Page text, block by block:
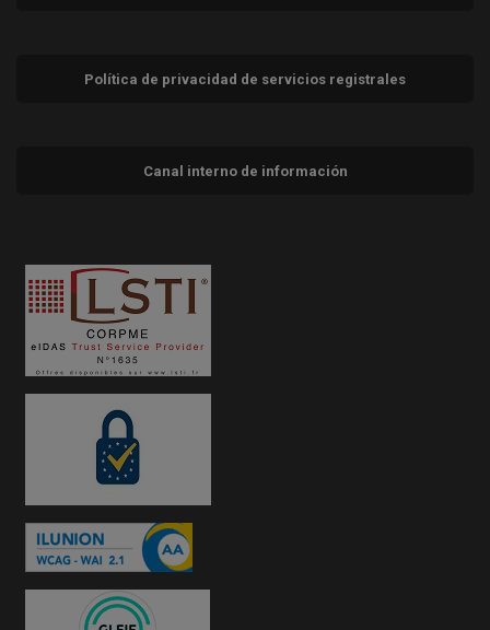
Política de privacidad de servicios registrales
Canal interno de información